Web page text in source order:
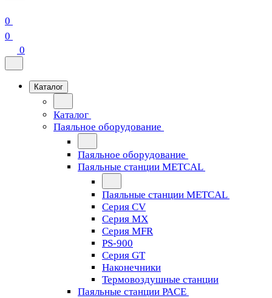
0
0
0
Каталог
Каталог
Паяльное оборудование
Паяльное оборудование
Паяльные станции METCAL
Паяльные станции METCAL
Серия CV
Серия MX
Серия MFR
PS-900
Серия GT
Наконечники
Термовоздушные станции
Паяльные станции PACE